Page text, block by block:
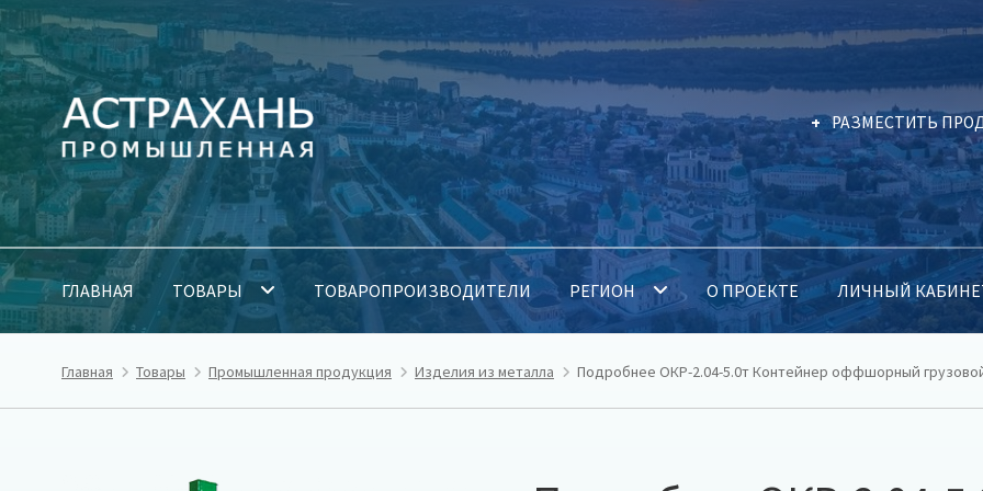
Перейти
к
навигации
Перейти
к
содержимому
РАЗМЕСТИТЬ
ГЛАВНАЯ ТОВАРЫ ТОВАРОПРОИЗВОДИТЕЛИ РЕГИОН О ПРОЕКТЕ ЛИЧНЫЙ
Главная Товары Промышленная продукция Изделия из металла Подробнее ОКР-2.04-5.0т Контейнер оффшорный